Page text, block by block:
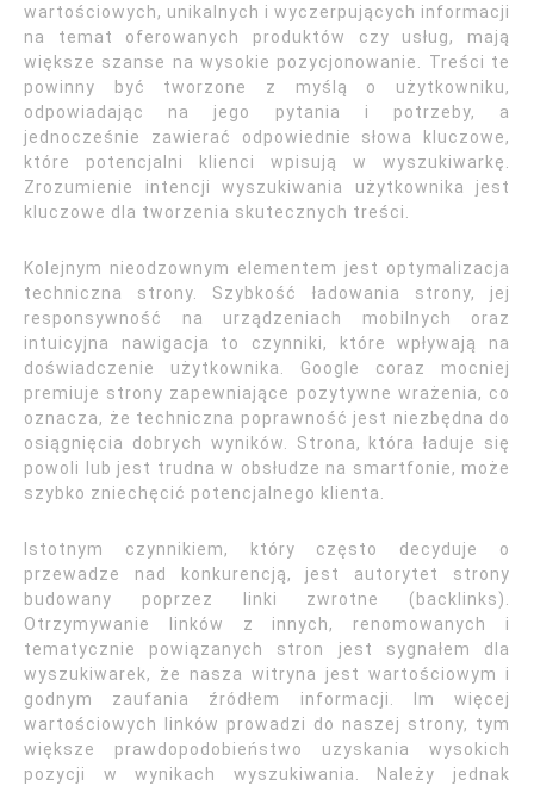
wartościowych, unikalnych i wyczerpujących informacji
na temat oferowanych produktów czy usług, mają
większe szanse na wysokie pozycjonowanie. Treści te
powinny być tworzone z myślą o użytkowniku,
odpowiadając na jego pytania i potrzeby, a
jednocześnie zawierać odpowiednie słowa kluczowe,
które potencjalni klienci wpisują w wyszukiwarkę.
Zrozumienie intencji wyszukiwania użytkownika jest
kluczowe dla tworzenia skutecznych treści.
Kolejnym nieodzownym elementem jest optymalizacja
techniczna strony. Szybkość ładowania strony, jej
responsywność na urządzeniach mobilnych oraz
intuicyjna nawigacja to czynniki, które wpływają na
doświadczenie użytkownika. Google coraz mocniej
premiuje strony zapewniające pozytywne wrażenia, co
oznacza, że techniczna poprawność jest niezbędna do
osiągnięcia dobrych wyników. Strona, która ładuje się
powoli lub jest trudna w obsłudze na smartfonie, może
szybko zniechęcić potencjalnego klienta.
Istotnym czynnikiem, który często decyduje o
przewadze nad konkurencją, jest autorytet strony
budowany poprzez linki zwrotne (backlinks).
Otrzymywanie linków z innych, renomowanych i
tematycznie powiązanych stron jest sygnałem dla
wyszukiwarek, że nasza witryna jest wartościowym i
godnym zaufania źródłem informacji. Im więcej
wartościowych linków prowadzi do naszej strony, tym
większe prawdopodobieństwo uzyskania wysokich
pozycji w wynikach wyszukiwania. Należy jednak